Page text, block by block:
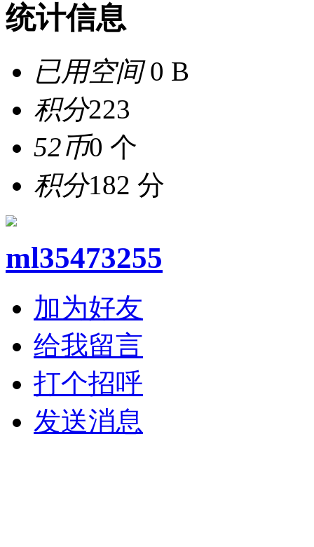
统计信息
已用空间0 B
积分223
52币0 个
积分182 分
ml35473255
加为好友
给我留言
打个招呼
发送消息